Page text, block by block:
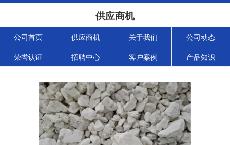
供应商机
公司首页 供应商机 关于我们 公司动态
荣誉认证 招聘中心 客户案例 产品知识